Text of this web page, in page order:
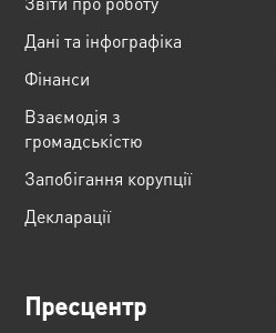
Дані та інфографіка
Фінанси
Взаємодія з
громадськістю
Запобігання корупції
Декларації
Пресцентр